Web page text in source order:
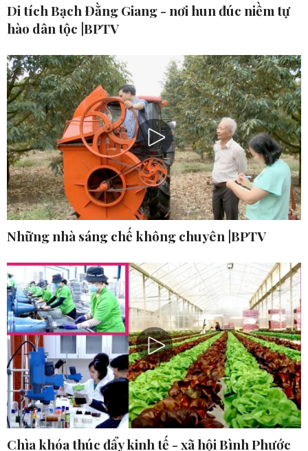
Di tích Bạch Đằng Giang - nơi hun đúc niềm tự
hào dân tộc |BPTV
Những nhà sáng chế không chuyên |BPTV
Chìa khóa thúc đẩy kinh tế - xã hội Bình Phước